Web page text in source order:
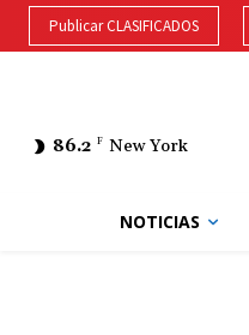
Publicar CLASIFICADOS
86.2 F New York
NOTICIAS